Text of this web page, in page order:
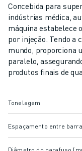
SOFTWARE DE
PRODUTOS DE
AUTOMAÇÃO DE ROBÔS
ROBÔS DE SOLDADURA
ROBÔS ARTICULADOS
SÉRIE ARC MATE
SÉRIE M-900
ROBÔS DELTA
ROBÔS PARA SECTOR
Concebida para
indústrias médica,
máquina estabelece
por injeção. Tendo a
mundo, proporciona
paralelo,
produtos finais de
Tonelagem
Espaçamento entre